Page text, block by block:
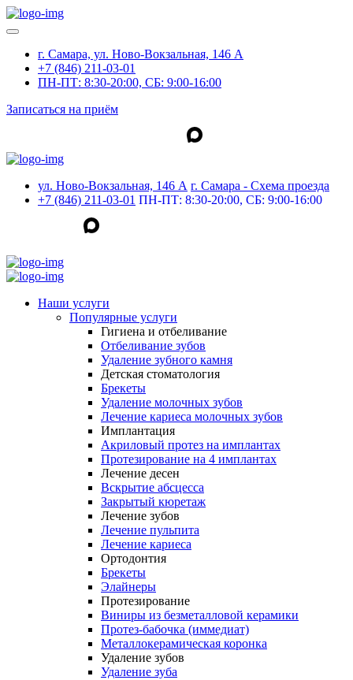
г. Самара, ул. Ново-Вокзальная, 146 А
+7 (846) 211-03-01
ПН-ПТ: 8:30-20:00, СБ: 9:00-16:00
Записаться на приём
ул. Ново-Вокзальная, 146 А г. Самара - Cхема проезда
+7 (846) 211-03-01 ПН-ПТ: 8:30-20:00, СБ: 9:00-16:00
Наши услуги
Популярные услуги
Гигиена и отбеливание
Отбеливание зубов
Удаление зубного камня
Детская стоматология
Брекеты
Удаление молочных зубов
Лечение кариеса молочных зубов
Имплантация
Акриловый протез на имплантах
Протезирование на 4 имплантах
Лечение десен
Вскрытие абсцесса
Закрытый кюретаж
Лечение зубов
Лечение пульпита
Лечение кариеса
Ортодонтия
Брекеты
Элайнеры
Протезирование
Виниры из безметалловой керамики
Протез-бабочка (иммедиат)
Металлокерамическая коронка
Удаление зубов
Удаление зуба